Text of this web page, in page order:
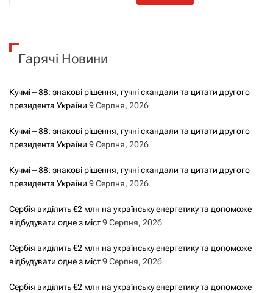
к
Гарячі Новини
Кучмі – 88: знакові рішення, гучні скандали та цитати другого
президента України 9 Серпня, 2026
Кучмі – 88: знакові рішення, гучні скандали та цитати другого
президента України 9 Серпня, 2026
Кучмі – 88: знакові рішення, гучні скандали та цитати другого
президента України 9 Серпня, 2026
Сербія виділить €2 млн на українську енергетику та допоможе
відбудувати одне з міст9 Серпня, 2026
Сербія виділить €2 млн на українську енергетику та допоможе
відбудувати одне з міст9 Серпня, 2026
Сербія виділить €2 млн на українську енергетику та допоможе